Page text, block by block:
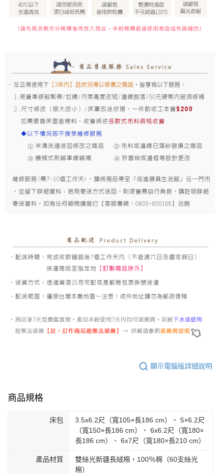
顯示電腦版詳細說明
商品規格
床包
3.5x6.2尺（寬105×長186 cm）、 5×6.2尺
（寬150×長186 cm）、 6x6.2尺（寬180×
長186 cm）、 6x7尺（寬180×長210 cm）
產品材質
雙絲光新疆長絨棉，100％棉（60支絲光
棉）